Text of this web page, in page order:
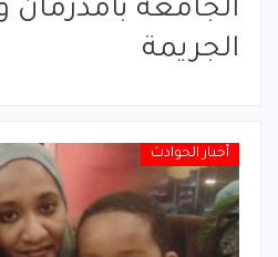
الجامعة بأمدرمان
الجريمة
أخبار الحوادث